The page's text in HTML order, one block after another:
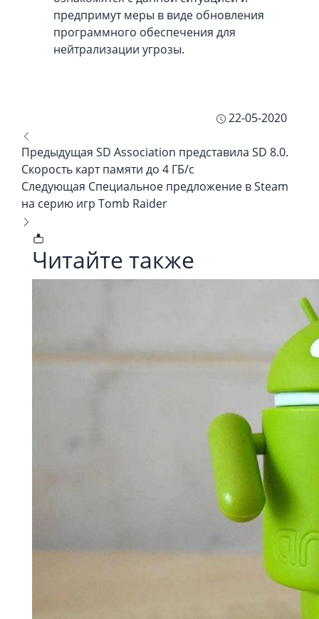
предпримут меры в виде обновления
программного обеспечения для
нейтрализации угрозы.
22-05-2020
Предыдущая SD Association представила SD 8.0.
Скорость карт памяти до 4 ГБ/c
Следующая Специальное предложение в Steam
на серию игр Tomb Raider
Читайте также